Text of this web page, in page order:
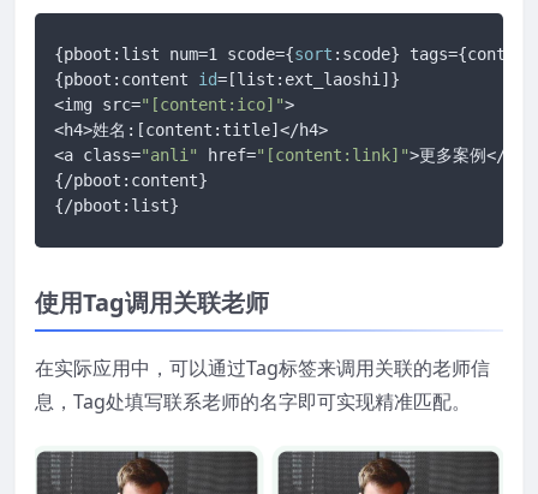
{pboot:list num=1 scode={sort :scode}
{pboot:content id=[list:ext_laoshi]}
<img src="[content:ico]">
<h4>姓名:[content:title]</h4>
<a class="anli" href="[content:link]">更多案例</a>
{/pboot:content}
{/pboot:list}
使用Tag调用关联老师
在实际应用中，可以通过Tag标签来调用关联的老师信
息，Tag处填写联系老师的名字即可实现精准匹配。